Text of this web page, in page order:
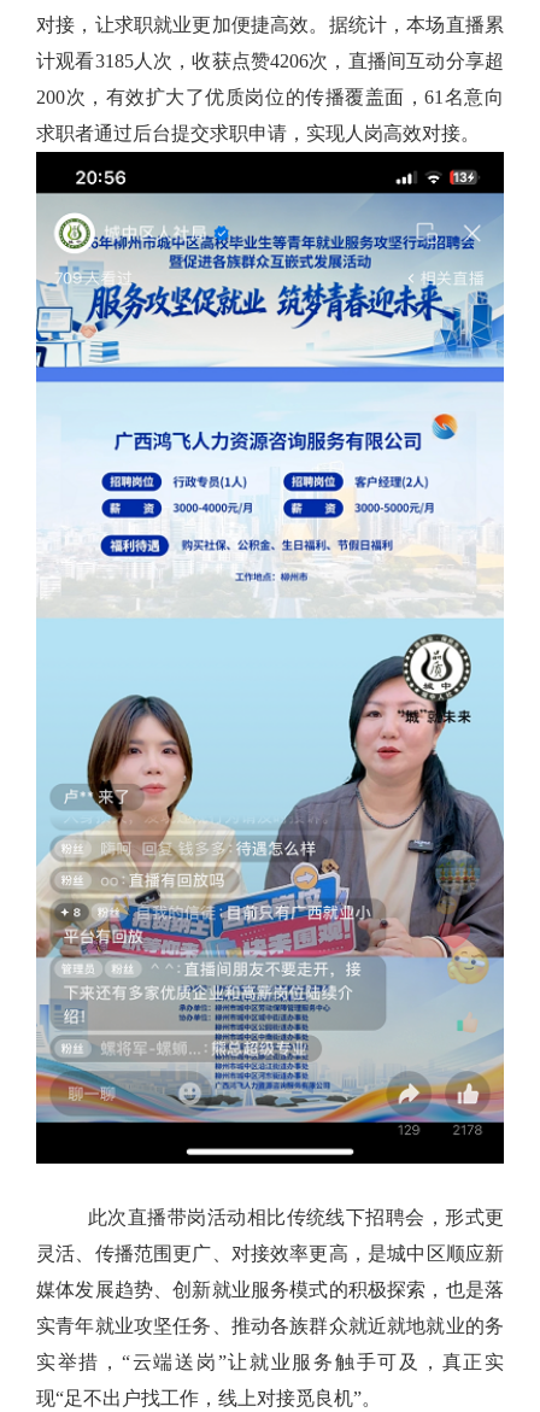
对接，让求职就业更加便捷高效。 据统计，本场直播累
计观看3185人次，收获点赞4206次，直播间互动分享超
200次 ， 有效扩大了优质岗位的传播覆盖面，61 名意向
求职者通过后台提交求职申请，实现人岗高效对接。
此次直播带岗活动相比传统线下招聘会，形式更
灵活、传播范围更广、对接效率更高 ， 是城中区顺应新
媒体发展趋势、创新就业服务模式的积极探索，也是落
实青年就业攻坚任务、推动各族群众就近就地就业的务
实举措 ， “云端送岗”让就业服务触手可及，真正实
现“足不出户找工作，线上对接觅良机”。